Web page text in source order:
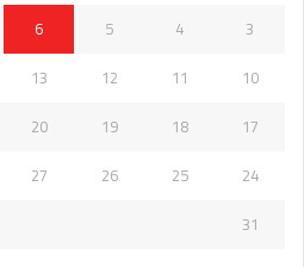
3
4
5
6
10
11
12
13
17
18
19
20
24
25
26
27
31